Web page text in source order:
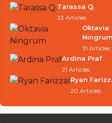
Tarassa Q.
33 Articles
Oktavia
Ningrum
31 Articles
Ardina Praf
21 Articles
Ryan
20 Articles